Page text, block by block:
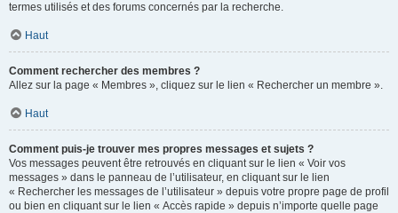
termes utilisés et des forums concernés par la recherche.
Haut
Comment rechercher des membres ?
Allez sur la page « Membres », cliquez sur le lien « Rechercher un membre ».
Haut
Comment puis-je trouver mes propres messages et sujets ?
Vos messages peuvent être retrouvés en cliquant sur le lien « Voir vos
messages » dans le panneau de l’utilisateur, en cliquant sur le lien
« Rechercher les messages de l’utilisateur » depuis votre propre page de profil
ou bien en cliquant sur le lien « Accès rapide » depuis n’importe quelle page